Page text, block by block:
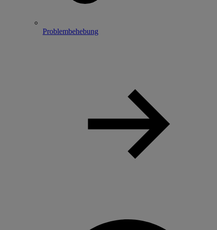
Problembehebung